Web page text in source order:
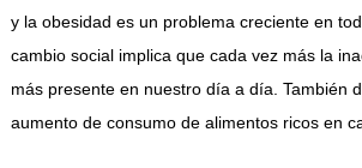
y la obesidad es un problema creciente en
cambio social implica que cada vez más la
más presente en nuestro día a día. También
aumento de consumo de alimentos ricos en